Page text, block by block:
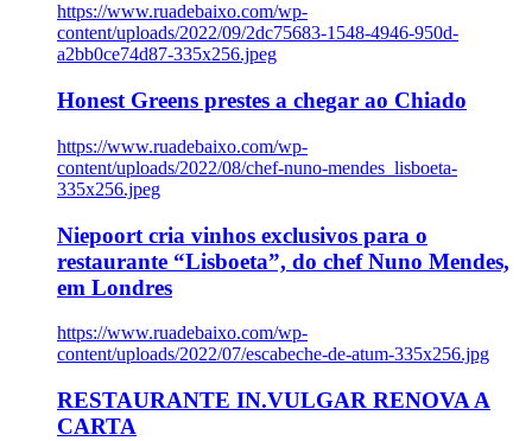
https://www.ruadebaixo.com/wp-
content/uploads/2022/09/2dc75683-1548-4946-950d-
a2bb0ce74d87-335x256.jpeg
Honest Greens prestes a chegar ao Chiado
https://www.ruadebaixo.com/wp-
content/uploads/2022/08/chef-nuno-mendes_lisboeta-
335x256.jpeg
Niepoort cria vinhos exclusivos para o
restaurante “Lisboeta”, do chef Nuno Mendes,
em Londres
https://www.ruadebaixo.com/wp-
content/uploads/2022/07/escabeche-de-atum-335x256.jpg
RESTAURANTE IN.VULGAR RENOVA A
CARTA